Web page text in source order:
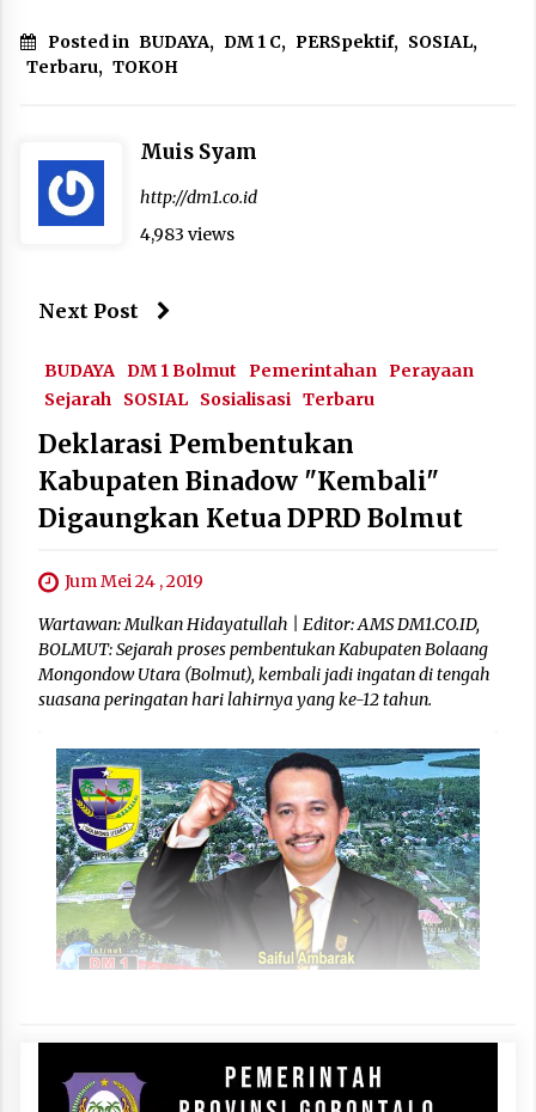
Posted in BUDAYA, DM 1 C, PERSpektif, SOSIAL,
Terbaru, TOKOH
Muis Syam
http://dm1.co.id
4,983 views
Next Post
BUDAYA DM 1 Bolmut Pemerintahan Perayaan
Sejarah
SOSIAL Sosialisasi Terbaru
Deklarasi Pembentukan
Kabupaten Binadow "Kembali"
Digaungkan Ketua DPRD Bolmut
Jum Mei 24 , 2019
Wartawan: Mulkan Hidayatullah | Editor: AMS DM1.CO.ID,
BOLMUT: Sejarah proses pembentukan Kabupaten Bolaang
Mongondow Utara (Bolmut), kembali jadi ingatan di tengah
suasana peringatan hari lahirnya yang ke-12 tahun.